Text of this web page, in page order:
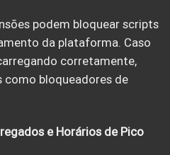
podem bloquear scripts
da plataforma. Caso
corretamente,
como bloqueadores de
e Horários de Pico